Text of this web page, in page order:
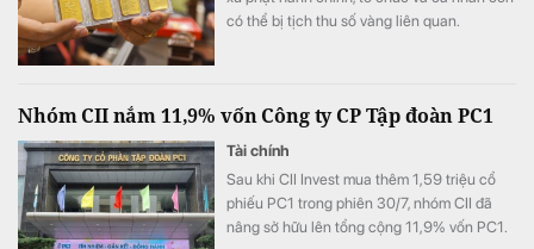
có thể bị tịch thu số vàng liên quan.
Nhóm CII nắm 11,9% vốn Công ty CP Tập đoàn PC1
Tài chính
Sau khi CII Invest mua thêm 1,59 triệu cổ
phiếu PC1 trong phiên 30/7, nhóm CII đã
nâng sở hữu lên tổng cộng 11,9% vốn PC1.